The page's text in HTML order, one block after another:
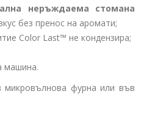
неръждаема стомана
без пренос на аромати;
Color Last™ не кондензира;
машина.
микровълнова фурна или във